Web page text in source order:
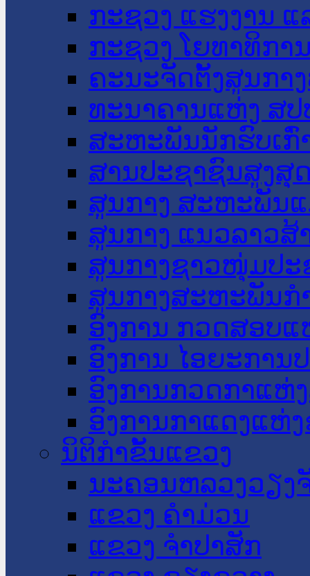
ກະຊວງ ແຮງງານ
ກະຊວງ ໂຍທາທິກາ
ຄະນະຈັດຕັ້ງສູນກາ
ທະນາຄານແຫ່ງ ສປ
ສະຫະພັນນັກຮົບເກົ່
ສານປະຊາຊົນສູງສຸ
ສູນກາງ ສະຫະພັນ
ສູນກາງ ແນວລາວສ້
ສູນກາງຊາວໜຸ່ມປະ
ສູນກາງສະຫະພັນກ
ອົງການ ກວດສອບແ
ອົງການ ໄອຍະການ
ອົງການກວດກາແຫ່
ອົງການກາແດງແຫ່
ນິຕິກໍາຂັ້ນແຂວງ
ນະ​ຄອນ​ຫລວງວຽງ
ແຂວງ ຄໍາມ່ວນ
ແຂວງ ຈໍາປາສັກ